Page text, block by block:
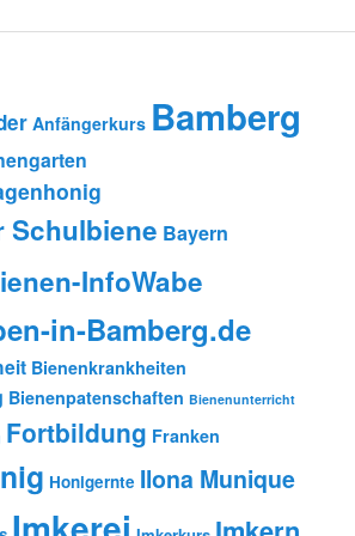
Anfängerkurs Bamberg
Schulbiene Bayern
InfoWabe
in-Bamberg.de
Bienenkrankheiten
Bienenpatenschaften Bienenunterricht
Fortbildung Franken
Honigernte Ilona Munique